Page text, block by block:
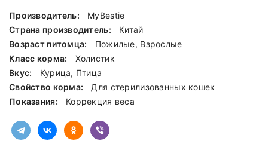
Производитель:
MyBestie
Страна производитель:
Китай
Возраст питомца:
Пожилые, Взрослые
Класс корма:
Холистик
Вкус:
Курица, Птица
Свойство корма:
Для стерилизованных кошек
Показания:
Коррекция веса